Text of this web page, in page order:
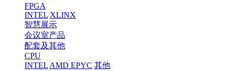
FPGA
INTEL XLINX
智慧展示
会议室产品
配套及其他
CPU
INTEL AMD EPYC 其他